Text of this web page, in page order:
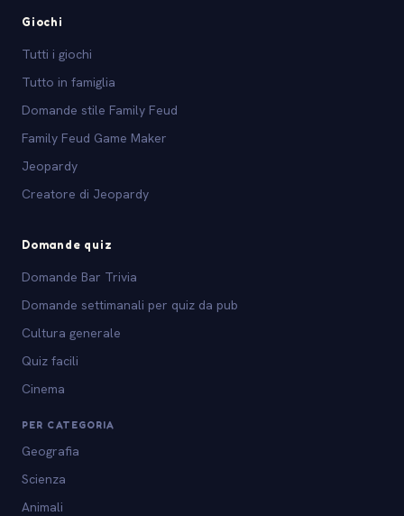
Giochi
Tutti i giochi
Tutto in famiglia
Domande stile Family Feud
Family Feud Game Maker
Jeopardy
Creatore di Jeopardy
Domande quiz
Domande Bar Trivia
Domande settimanali per quiz da pub
Cultura generale
Quiz facili
Cinema
PER CATEGORIA
Geografia
Scienza
Animali